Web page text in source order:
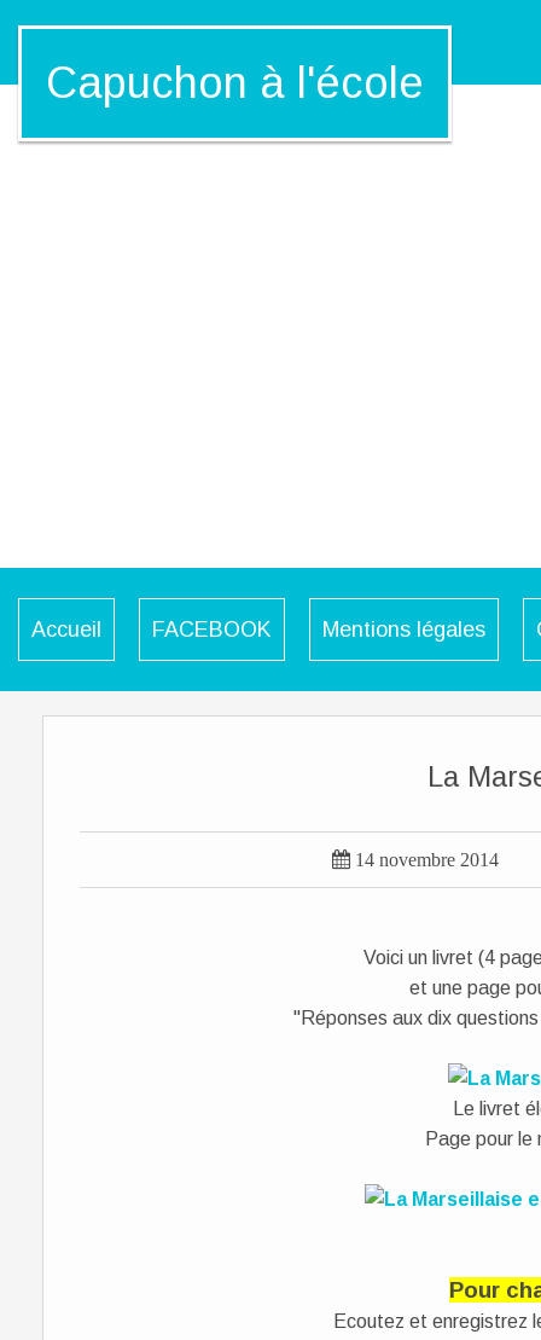
Capuchon à l'école
Accueil FACEBOOK Mentions légales
La
 14 novembre 2014
Voici un livret (4
et une page
"Réponses aux dix
Le livret
Page pour
Pour
Ecoutez et enregistrez